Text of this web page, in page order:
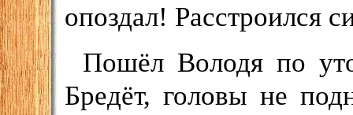
опоздал! Расстроился
Пошёл Володя по
Бредёт, головы не